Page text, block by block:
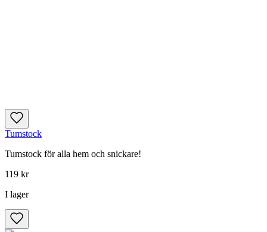
Tumstock
Tumstock för alla hem och snickare!
119 kr
I lager